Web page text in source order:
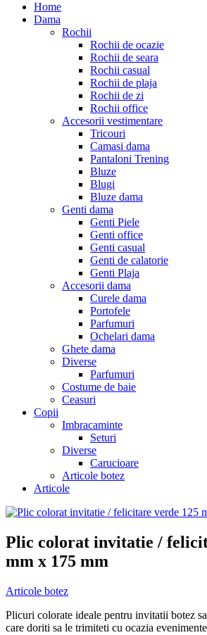
Home
Dama
Rochii
Rochii de ocazie
Rochii de seara
Rochii casual
Rochii de plaja
Rochii de zi
Rochii office
Accesorii vestimentare
Tricouri
Camasi dama
Pantaloni Trening
Bluze
Blugi
Bluze dama
Genti dama
Genti Piele
Genti office
Genti casual
Genti de calatorie
Genti Plaja
Accesorii dama
Curele dama
Portofele
Parfumuri
Ochelari dama
Ghete dama
Diverse
Parfumuri
Costume de baie
Ceasuri
Copii
Imbracaminte
Seturi
Diverse
Carucioare
Articole botez
Articole
Plic colorat invitatie /
mm x 175 mm
Articole botez
Plicuri colorate ideale pentru invitatii botez
care doriti sa le trimiteti cu ocazia